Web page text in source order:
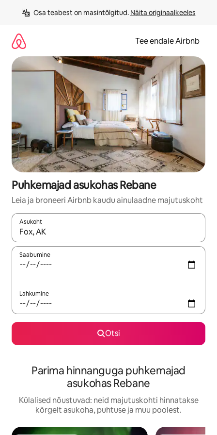
Osa teabest on masintõlgitud. Näita originaalkeeles
Tee endale Airbnb
Puhkemajad asukohas Rebane
Leia ja broneeri Airbnb kaudu ainulaadne majutuskoht
Asukoht
Kui tulemused on kuvatud, liigu ekraanil nooleklahvidega või
Saabumine
Lahkumine
Otsi
Parima hinnanguga puhkemajad
asukohas Rebane
Külalised nõustuvad: neid majutuskohti hinnatakse
kõrgelt asukoha, puhtuse ja muu poolest.